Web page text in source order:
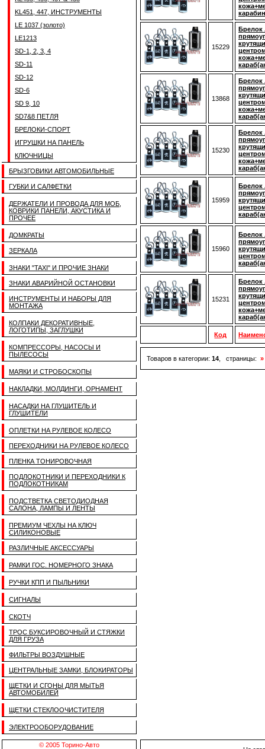
KL451, 447, ИНСТРУМЕНТЫ
LE 1037 (золото)
LE1213
SD-1, 2, 3, 4
SD-11
SD-12
SD-6
SD 9, 10
SD7&8 ПЕТЛЯ
БРЕЛОКИ-СПОРТ
ИГРУШКИ НА ПАНЕЛЬ
КЛЮЧНИЦЫ
БРЫЗГОВИКИ АВТОМОБИЛЬНЫЕ
ГУБКИ И САЛФЕТКИ
ДЕРЖАТЕЛИ И ПРОВОДА ДЛЯ МОБ,
КОВРИКИ ПАНЕЛИ, АКУСТИКА И
ПРОЧЕЕ
ДОМКРАТЫ
ЗЕРКАЛА
ЗНАКИ "TAXI" И ПРОЧИЕ ЗНАКИ
ЗНАКИ АВАРИЙНОЙ ОСТАНОВКИ
ИНСТРУМЕНТЫ И НАБОРЫ ДЛЯ
МОНТАЖА
КОЛПАКИ ДЕКОРАТИВНЫЕ,
ЛОГОТИПЫ, ЗАГЛУШКИ
КОМПРЕССОРЫ, НАСОСЫ И
ПЫЛЕСОСЫ
МАЯКИ И СТРОБОСКОПЫ
НАКЛАДКИ, МОЛДИНГИ, ОРНАМЕНТ
НАСАДКИ НА ГЛУШИТЕЛЬ И
ГЛУШИТЕЛИ
ОПЛЕТКИ НА РУЛЕВОЕ КОЛЕСО
ПЕРЕХОДНИКИ НА РУЛЕВОЕ КОЛЕСО
ПЛЕНКА ТОНИРОВОЧНАЯ
ПОДЛОКОТНИКИ И ПЕРЕХОДНИКИ К
ПОДЛОКОТНИКАМ
ПОДСТВЕТКА СВЕТОДИОДНАЯ
САЛОНА, ЛАМПЫ И ЛЕНТЫ
ПРЕМИУМ ЧЕХЛЫ НА КЛЮЧ
СИЛИКОНОВЫЕ
РАЗЛИЧНЫЕ АКСЕССУАРЫ
РАМКИ ГОС. НОМЕРНОГО ЗНАКА
РУЧКИ КПП И ПЫЛЬНИКИ
СИГНАЛЫ
СКОТЧ
ТРОС БУКСИРОВОЧНЫЙ И СТЯЖКИ
ДЛЯ ГРУЗА
ФИЛЬТРЫ ВОЗДУШНЫЕ
ЦЕНТРАЛЬНЫЕ ЗАМКИ, БЛОКИРАТОРЫ
ЩЕТКИ И СГОНЫ ДЛЯ МЫТЬЯ
АВТОМОБИЛЕЙ
ЩЕТКИ СТЕКЛООЧИСТИТЕЛЯ
ЭЛЕКТРООБОРУДОВАНИЕ
15229
Брелок
13868
Брелок
15230
Брелок
15959
Брелок
15960
Брелок
15231
Брелок
Код
Товаров в категории: 14 , страницы: »
© 2005 Торино-Авто